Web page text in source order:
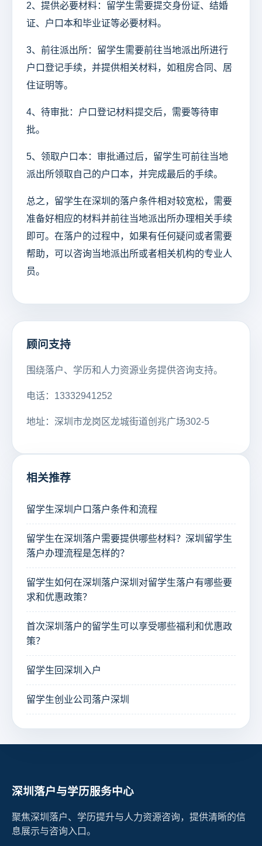
2、提供必要材料：留学生需要提交身份证、结婚
证、户口本和毕业证等必要材料。
3、前往派出所：留学生需要前往当地派出所进行
户口登记手续，并提供相关材料，如租房合同、居
住证明等。
4、待审批：户口登记材料提交后，需要等待审
批。
5、领取户口本：审批通过后，留学生可前往当地
派出所领取自己的户口本，并完成最后的手续。
总之，留学生在深圳的落户条件相对较宽松，需要
准备好相应的材料并前往当地派出所办理相关手续
即可。在落户的过程中，如果有任何疑问或者需要
帮助，可以咨询当地派出所或者相关机构的专业人
员。
顾问支持
围绕落户、学历和人力资源业务提供咨询支持。
电话：13332941252
地址：深圳市龙岗区龙城街道创兆广场302-5
相关推荐
留学生深圳户口落户条件和流程
留学生在深圳落户需要提供哪些材料？深圳留学生
落户办理流程是怎样的？
留学生如何在深圳落户深圳对留学生落户有哪些要
求和优惠政策？
首次深圳落户的留学生可以享受哪些福利和优惠政
策？
留学生回深圳入户
留学生创业公司落户深圳
深圳落户与学历服务中心
聚焦深圳落户、学历提升与人力资源咨询，提供清晰的信
息展示与咨询入口。